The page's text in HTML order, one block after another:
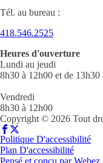
Tél. au bureau :
418.546.2525
Heures d'ouverture
Lundi au jeudi
8h30 à 12h00 et de 13h30
Vendredi
8h30 à 12h00
Copyright © 2026 Tout
Politique D'accessibilité
Plan D'accessibilité
Pensé et conçu parWebez